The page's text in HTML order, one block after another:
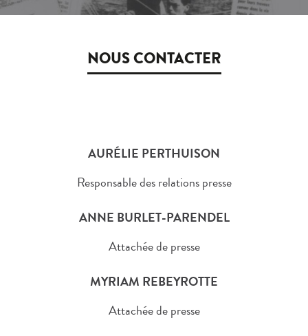
NOUS CONTACTER
AURÉLIE PERTHUISON
Responsable des relations presse
ANNE BURLET-PARENDEL
Attachée de presse
MYRIAM REBEYROTTE
Attachée de presse